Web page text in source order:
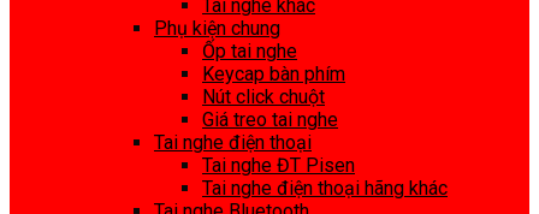
Tai nghe khác
Phụ kiện chung
Ốp tai nghe
Keycap bàn phím
Nút click chuột
Giá treo tai nghe
Tai nghe điện thoại
Tai nghe ĐT Pisen
Tai nghe điện thoại hãng khác